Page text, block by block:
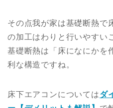
その点我が家は基礎断熱で
の加工はわりと行いやすい
基礎断熱は「床になにかを
利な構造ですね。
床下エアコンについてはダ